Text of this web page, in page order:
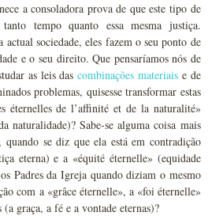
a consoladora prova de que este tipo de
tempo quanto essa mesma justiça.
sociedade, eles fazem o seu ponto de
e o seu direito. Que pensaríamos nós de
as leis dascombinações materiais e de
problemas, quisesse transformar estas
éternelles de l’affinité et de la naturalité»
naturalidade)? Sabe-se alguma coisa mais
se diz que ela está em contradição
eterna) e a «équité éternelle» (equidade
Padres da Igreja quando diziam o mesmo
com a «grâce éternelle», a «foi éternelle»
graça, a fé e a vontade eternas)?